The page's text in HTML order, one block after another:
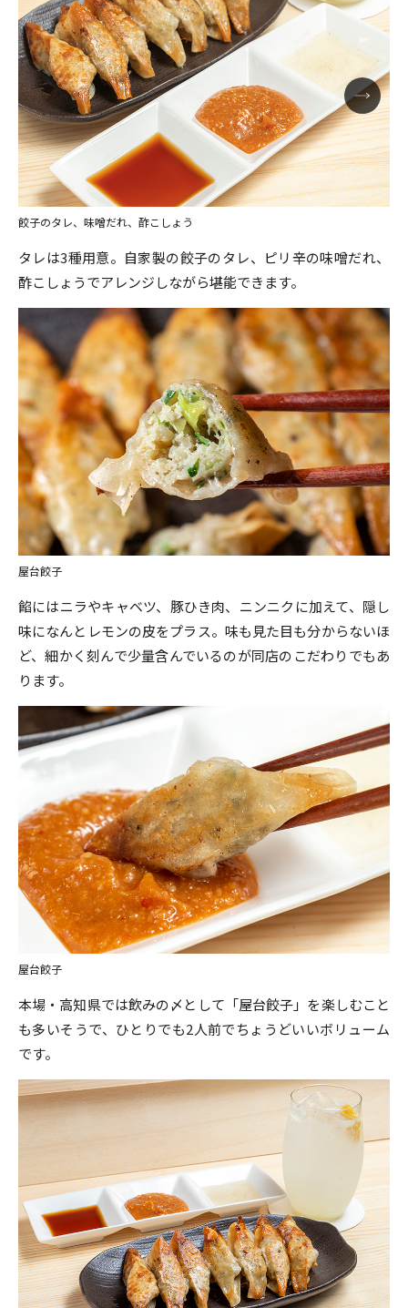
餃子のタレ、味噌だれ、酢こしょう
タレは3種用意。自家製の餃子のタレ、ピリ辛の味噌だれ、
酢こしょうでアレンジしながら堪能できます。
屋台餃子
餡にはニラやキャベツ、豚ひき肉、ニンニクに加えて、隠し
味になんとレモンの皮をプラス。味も見た目も分からないほ
ど、細かく刻んで少量含んでいるのが同店のこだわりでもあ
ります。
屋台餃子
本場・高知県では飲みの〆として「屋台餃子」を楽しむこと
も多いそうで、ひとりでも2人前でちょうどいいボリューム
です。